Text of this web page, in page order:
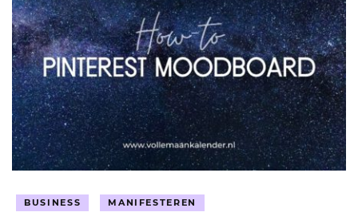
BUSINESS MANIFESTEREN